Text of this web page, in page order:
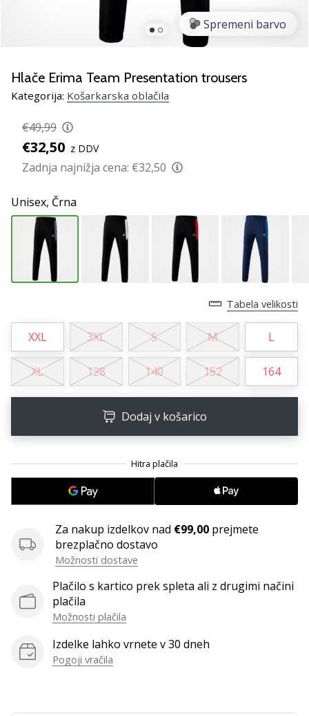
kot
brend
Prikaži
članke
Spremeni barvo
Hlače Erima Team Presentation trousers
Kategorija: Košarkarska oblačila
€49,99
€32,50 z DDV
Zadnja najnižja cena: €32,50
Unisex, Črna
Tabela velikosti
XXL 3XL S M L
XL 128 140 152 164
Dodaj v košarico
Za nakup izdelkov nad €99,00 prejmete
brezplačno dostavo
Možnosti dostave
Plačilo s kartico prek spleta ali z drugimi načini
plačila
Možnosti plačila
Izdelke lahko vrnete v 30 dneh
Pogoji vračila